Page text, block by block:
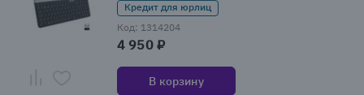
Кредит для юрлиц
Код: 1314204
4 950 ₽
В корзину